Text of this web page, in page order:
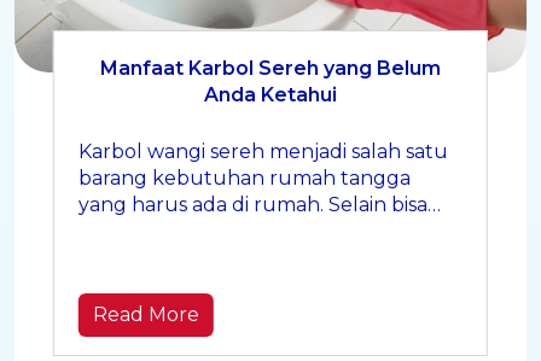
Manfaat Karbol Sereh yang Belum
Anda Ketahui
Karbol wangi sereh menjadi salah satu
barang kebutuhan rumah tangga
yang harus ada di rumah. Selain bisa
Read More